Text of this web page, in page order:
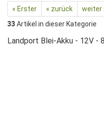
« Erster « zurück weiter
33 Artikel in dieser Kategorie
Landport Blei-Akku - 12V -